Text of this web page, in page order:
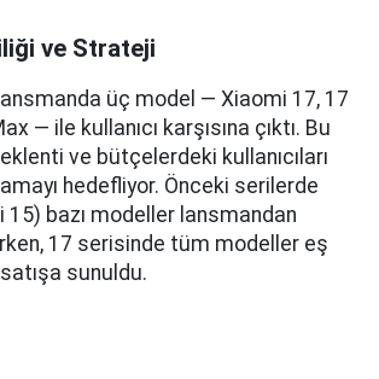
ve Strateji
üç model — Xiaomi 17, 17
— ile kullanıcı karşısına çıktı. Bu
ve bütçelerdeki kullanıcıları
hedefliyor. Önceki serilerde
15) bazı modeller lansmandan
17 serisinde tüm modeller eş
sunuldu.